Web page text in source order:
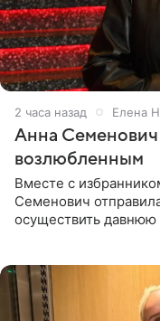
2 часа назад Елена
Анна Семенович
возлюбленным
Вместе с
Семенович
осуществить